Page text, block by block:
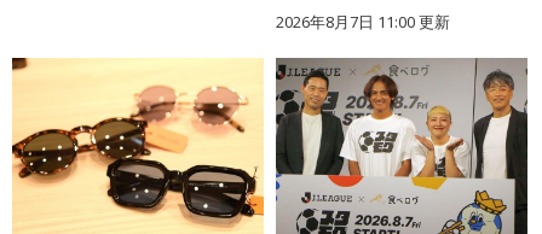
2026年8月7日 11:00更新